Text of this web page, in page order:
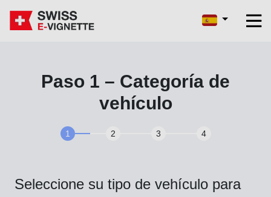
Paso 1 – Categoría de
vehículo
1 2 3 4
Seleccione su tipo de vehículo para